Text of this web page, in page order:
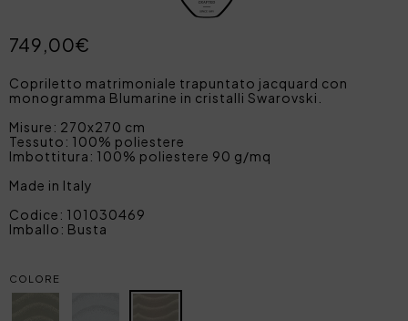
749,00€
Copriletto matrimoniale trapuntato jacquard con
monogramma Blumarine in cristalli Swarovski.
Misure: 270x270 cm
Tessuto: 100% poliestere
Imbottitura: 100% poliestere 90 g/mq
Made in Italy
Codice: 101030469
Imballo: Busta
COLORE